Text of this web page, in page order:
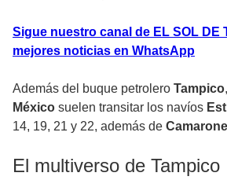
Sigue nuestro canal de EL SOL DE
mejores noticias en WhatsApp
Además del buque petrolero Tampico
México suelen transitar los navíos
14, 19, 21 y 22, además de
El multiverso de Tampico